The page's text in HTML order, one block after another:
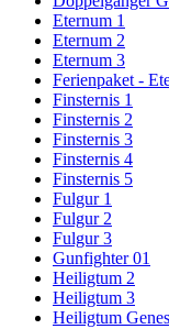
Eternum 1
Eternum 2
Eternum 3
Ferienpaket -
Finsternis 1
Finsternis 2
Finsternis 3
Finsternis 4
Finsternis 5
Fulgur 1
Fulgur 2
Fulgur 3
Gunfighter 01
Heiligtum 2
Heiligtum 3
Heiligtum